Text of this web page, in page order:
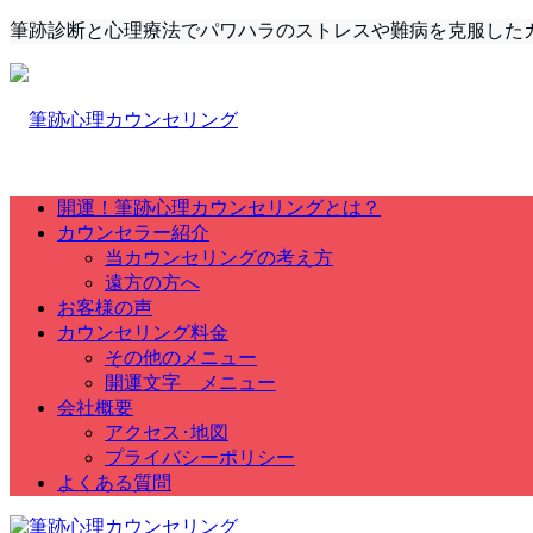
筆跡診断と心理療法でパワハラのストレスや難病を克服した
開運！筆跡心理カウンセリングとは？
カウンセラー紹介
当カウンセリングの考え方
遠方の方へ
お客様の声
カウンセリング料金
その他のメニュー
開運文字 メニュー
会社概要
アクセス･地図
プライバシーポリシー
よくある質問